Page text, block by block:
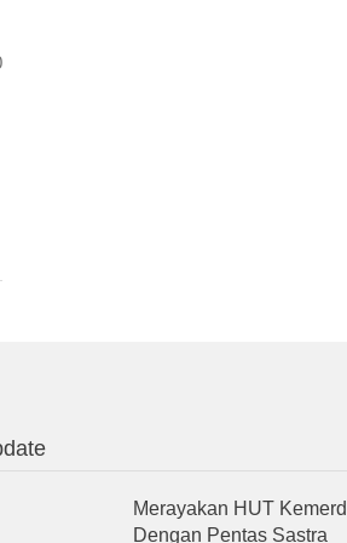
Merayakan HUT
Dengan Pentas Sastra